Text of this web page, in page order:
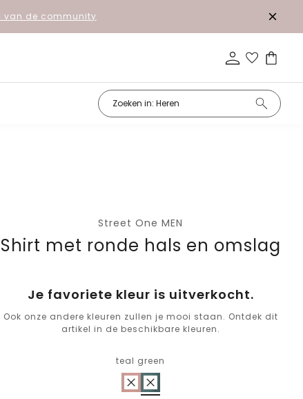
van de community
Street One MEN
Shirt met ronde hals en omslag
Je favoriete kleur is uitverkocht.
Ook onze andere kleuren zullen je mooi staan. Ontdek dit
artikel in de beschikbare kleuren.
teal green